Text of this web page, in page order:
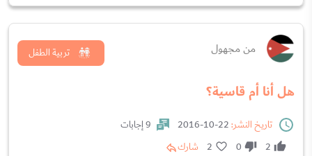
من مجهول
هل أنا أم قاسية؟
تربية الطفل
تاريخ النشر:
9 إجابات
2
0
2 شارك